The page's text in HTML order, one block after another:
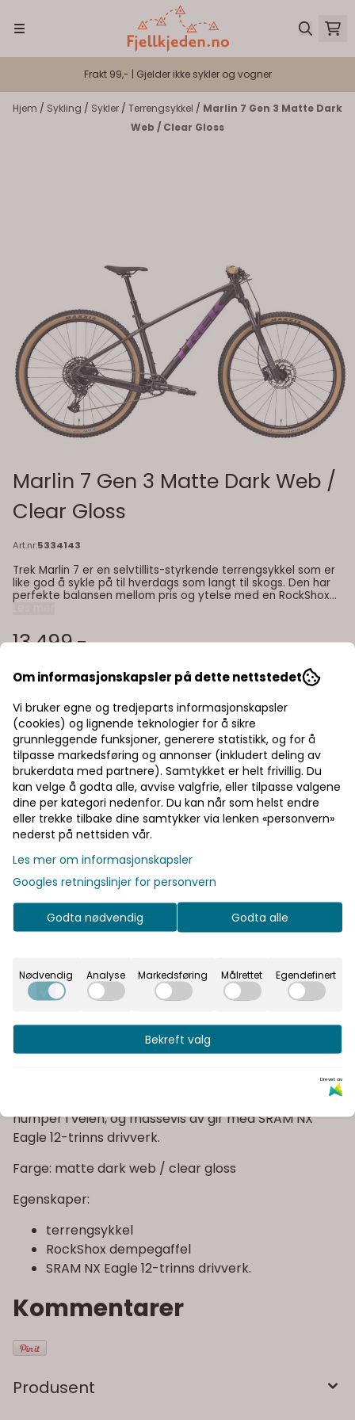
Frakt 99,- | Gjelder ikke sykler og vogner
Hjem / Sykling / Sykler / Terrengsykkel / Marlin 7 Gen 3 Matte Dark
Web / Clear Gloss
Marlin 7 Gen 3 Matte Dark Web /
Clear Gloss
Art.nr:5334143
Trek Marlin 7 er en selvtillits-styrkende terrengsykkel som er
like god å sykle på til hverdags som langt til skogs. Den har
perfekte balansen mellom pris og ytelse med en RockShox
drivverk. Farge: matte dark web / clear gloss Egenskaper:
terrengsykkel RockShox dempegaffel SRAM NX Eagle 12-
13.499,-
Velg Størrelse sykkel
Legg i handlekurv
På lager
Rask levering
Kvalitetsprodukter
Informasjon
Trek Marlin 7 er en selvtillits-styrkende
terrengsykkel som er like god å sykle på til hverdags
humper i veien, og massevis av gir med SRAM NX
Eagle 12-trinns drivverk.
Farge: matte dark web / clear gloss
Egenskaper:
terrengsykkel
RockShox dempegaffel
SRAM NX Eagle 12-trinns drivverk.
Kommentarer
Produsent
Om informasjonskapsler på dette nettstedet
Vi bruker egne og tredjeparts informasjonskapsler
(cookies) og lignende teknologier for å sikre
grunnleggende funksjoner, generere statistikk, og for å
tilpasse markedsføring og annonser (inkludert deling av
brukerdata med partnere). Samtykket er helt frivillig. Du
kan velge å godta alle, avvise valgfrie, eller tilpasse valgene
dine per kategori nedenfor. Du kan når som helst endre
eller trekke tilbake dine samtykker via lenken «personvern»
nederst på nettsiden vår.
Les mer om informasjonskapsler
Googles retningslinjer for personvern
Godta nødvendig Godta alle
Nødvendig Analyse Markedsføring Målrettet Egendefinert
Bekreft valg
Drevet av